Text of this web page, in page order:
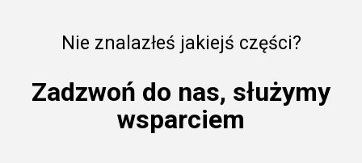
Nie znalazłeś jakiejś części?
Zadzwoń do nas, służymy
wsparciem